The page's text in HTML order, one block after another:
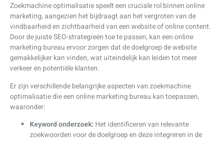
Zoekmachine optimalisatie speelt een cruciale rol binnen online
marketing, aangezien het bijdraagt aan het vergroten van de
vindbaarheid en zichtbaarheid van een website of online content.
Door de juiste SEO-strategieën toe te passen, kan een online
marketing bureau ervoor zorgen dat de doelgroep de website
gemakkelijker kan vinden, wat uiteindelijk kan leiden tot meer
verkeer en potentiële klanten.
Er zijn verschillende belangrijke aspecten van zoekmachine
optimalisatie die een online marketing bureau kan toepassen,
waaronder:
Keyword onderzoek: Het identificeren van relevante
zoekwoorden voor de doelgroep en deze integreren in de